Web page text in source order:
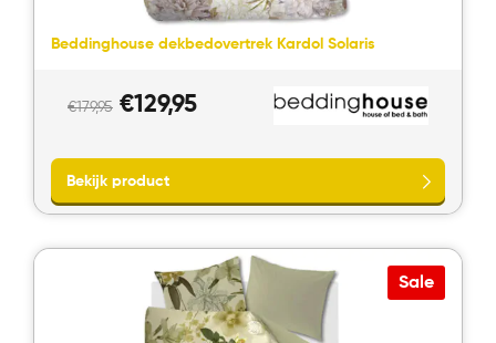
Beddinghouse dekbedovertrek Kardol Solaris
€179,95 Oorspronkelijke
was:
€179,95.
€129,95Huidige
is:
Bekijk product Sale